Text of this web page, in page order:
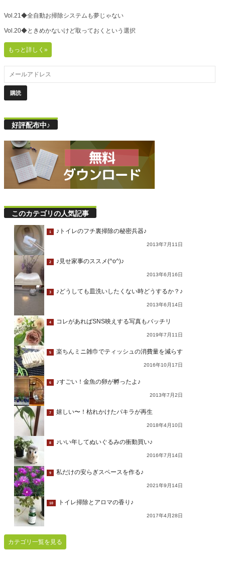
Vol.21◆全自動お掃除システムも夢じゃない
Vol.20◆ときめかないけど取っておくという選択
もっと詳しく»
好評配布中♪
このカテゴリの人気記事
1 ♪トイレのフチ裏掃除の秘密兵器♪
2013年7月11日
2 ♪見せ家事のススメ(^o^)♪
2013年6月16日
3 ♪どうしても皿洗いしたくない時どうするか？♪
2013年6月14日
4 コレがあればSNS映えする写真もバッチリ
2019年7月11日
5 楽ちんミニ雑巾でティッシュの消費量を減らす
2016年10月17日
6 ♪すごい！金魚の卵が孵ったよ♪
2013年7月2日
7 嬉しい〜！枯れかけたパキラが再生
2018年4月10日
8 ♪いい年してぬいぐるみの衝動買い♪
2016年7月14日
9 私だけの安らぎスペースを作る♪
2021年9月14日
10 トイレ掃除とアロマの香り♪
2017年4月28日
カテゴリ一覧を見る